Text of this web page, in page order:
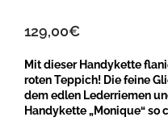
129,00€
Mit dieser Handykette
roten Teppich! Die feine
dem edlen Lederriemen
Handykette „Monique“ so